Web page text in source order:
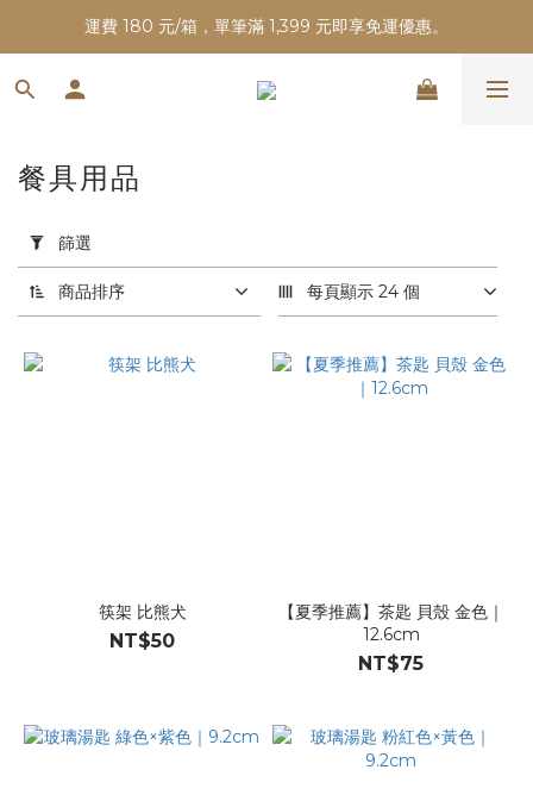
運費 180 元/箱，單筆滿 1,399 元即享免運優惠。
用
選
價格
餐具用品
篩選
商品排序 每頁顯示 24 個
筷架 比熊犬
NT$50
【夏季推薦】茶匙 貝殼 金色｜
12.6cm
NT$75